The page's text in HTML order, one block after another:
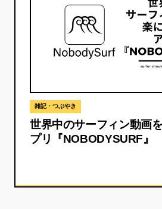
雑記・つぶやき
世界中のサーフィン動画
プリ『NOBODYSURF』